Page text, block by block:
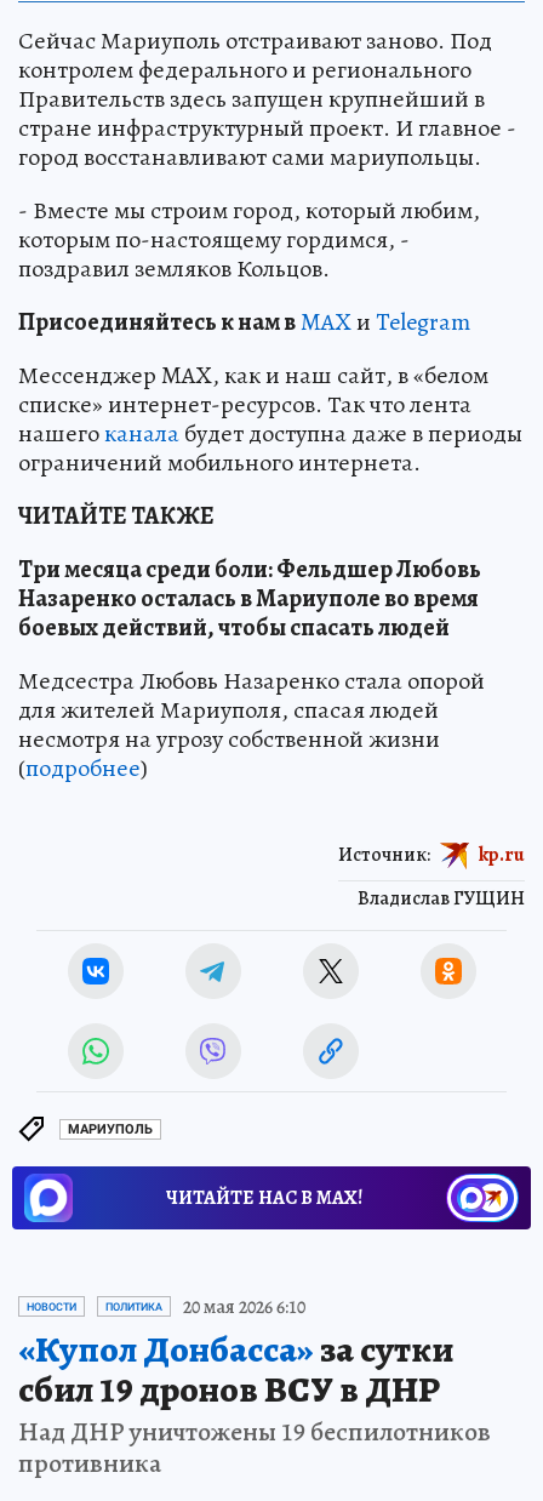
Сейчас Мариуполь отстраивают заново. Под
контролем федерального и регионального
Правительств здесь запущен крупнейший в
стране инфраструктурный проект. И главное -
город восстанавливают сами мариупольцы.
- Вместе мы строим город, который любим,
которым по-настоящему гордимся, -
поздравил земляков Кольцов.
Присоединяйтесь к нам вMAXиTelegram
Мессенджер MAX, как и наш сайт, в «белом
списке» интернет-ресурсов. Так что лента
нашегоканалабудет доступна даже в периоды
ограничений мобильного интернета.
ЧИТАЙТЕ ТАКЖЕ
Три месяца среди боли: Фельдшер Любовь
Назаренко осталась в Мариуполе во время
боевых действий, чтобы спасать людей
Медсестра Любовь Назаренко стала опорой
для жителей Мариуполя, спасая людей
несмотря на угрозу собственной жизни
(подробнее)
Владислав ГУЩИН
Источник: kp.ru
МАРИУПОЛЬ
ЧИТАЙТЕ НАС В МАХ!
НОВОСТИ ПОЛИТИКА 20 мая 2026 6:10
«Купол Донбасса»за сутки
сбил 19 дронов ВСУ в ДНР
Над ДНР уничтожены 19 беспилотников
противника